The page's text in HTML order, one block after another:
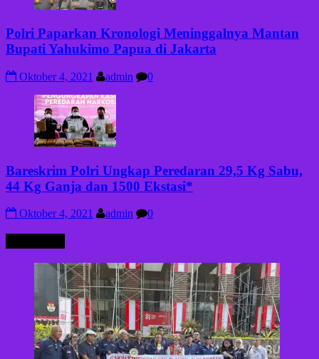
Polri Paparkan Kronologi Meninggalnya Mantan
Bupati Yahukimo Papua di Jakarta
Oktober 4, 2021 admin 0
Bareskrim Polri Ungkap Peredaran 29,5 Kg Sabu,
44 Kg Ganja dan 1500 Ekstasi*
Oktober 4, 2021 admin 0